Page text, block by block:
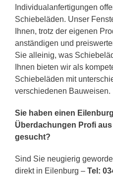
Individualanfertigungen
Schiebeläden. Unser
Ihnen, trotz der eigenen
anständigen und
Sie alleinig, was
Ihnen bieten wir als
Schiebeläden mit
verschiedenen Bauweisen.
Sie haben einen
Überdachungen Profi
gesucht?
Sind Sie neugierig
direkt in Eilenburg – Tel: